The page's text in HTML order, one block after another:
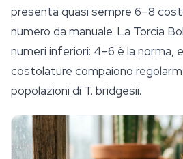
presenta quasi sempre 6–8
numero da manuale. La Torcia
numeri inferiori: 4–6 è la norma,
costolature compaiono
popolazioni di T. bridgesii.